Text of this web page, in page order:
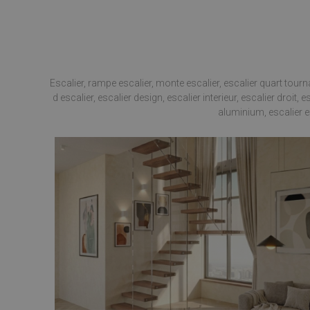
Escalier, rampe escalier, monte escalier, escalier quart
d escalier, escalier design, escalier interieur, escalier
aluminium, escalier
__utmt
_gid
__utmc
_gcl_au
test_cookie
__Secure-